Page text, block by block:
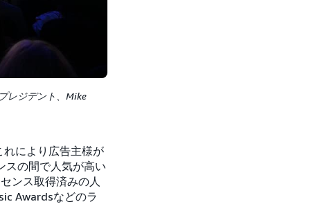
レジデント、Mike
により広告主様が
スの間で人気が高い
ンス取得済みの人
Awardsなどのラ